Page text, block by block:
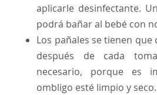
aplicarle desinfectante.
podrá bañar al bebé con
Los pañales se tienen
después de cada
necesario, porque es
ombligo esté limpio y seco.